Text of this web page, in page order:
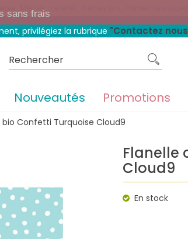
sans frais
Mêmes matières, mêmes prix, mêmes avantages.
privilégiez la rubrique "Contactez nous"
Nouveautés Promotions
Confetti Turquoise Cloud9
Flanelle
Cloud9
En stock